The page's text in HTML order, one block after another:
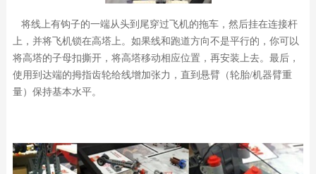
将线上有钩子的一端从头到尾穿过飞机的拖车，然后挂在连接杆
上，并将飞机锁在高塔上。如果线和跑道方向不是平行的，你可以
将高塔的子母扣撕开，将高塔移动相应位置，再安装上去。最后，
使用到达端的拇指齿轮给线增加张力，直到悬臂（轮胎/机器臂重
量）保持基本水平。